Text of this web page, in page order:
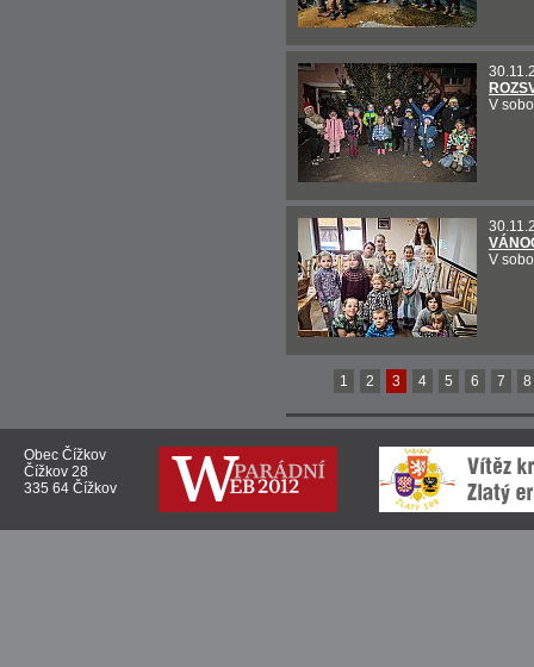
V
V
1 2 3 4 5 6 7 8
Obec Čížkov
Čížkov 28
335 64 Čížkov